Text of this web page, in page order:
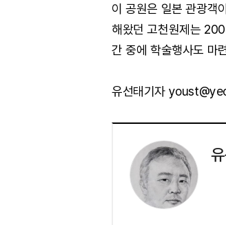
이 공원은 일본 관광객
해왔던 고천원제는
간 중에 학술행사도 마
유선태기자